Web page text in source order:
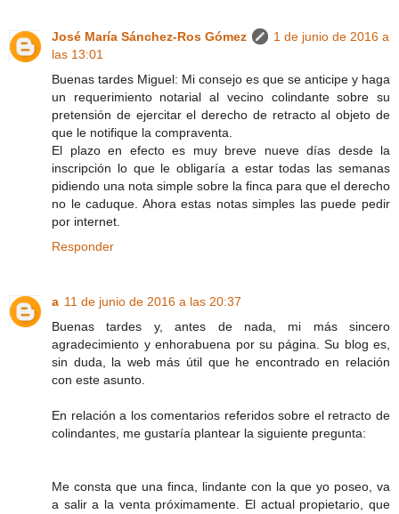
José María Sánchez-Ros Gómez
1 de junio de 2016 a
las 13:01
Buenas tardes Miguel: Mi consejo es que se anticipe y haga
un requerimiento notarial al vecino colindante sobre su
pretensión de ejercitar el derecho de retracto al objeto de
que le notifique la compraventa.
El plazo en efecto es muy breve nueve días desde la
inscripción lo que le obligaría a estar todas las semanas
pidiendo una nota simple sobre la finca para que el derecho
no le caduque. Ahora estas notas simples las puede pedir
por internet.
Responder
a 11 de junio de 2016 a las 20:37
Buenas tardes y, antes de nada, mi más sincero
agradecimiento y enhorabuena por su página. Su blog es,
sin duda, la web más útil que he encontrado en relación
con este asunto.
En relación a los comentarios referidos sobre el retracto de
colindantes, me gustaría plantear la siguiente pregunta:
Me consta que una finca, lindante con la que yo poseo, va
a salir a la venta próximamente. El actual propietario, que